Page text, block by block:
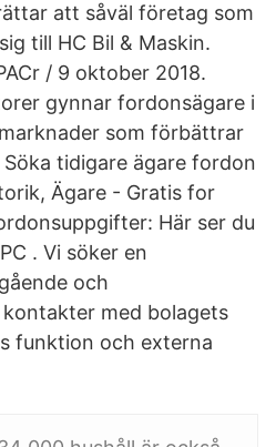
att såväl företag som
till HC Bil & Maskin.
/ 9 oktober 2018.
gynnar fordonsägare i
som förbättrar
tidigare ägare fordon
Ägare - Gratis for
Här ser du
. Vi söker en
och
med bolagets
funktion och externa